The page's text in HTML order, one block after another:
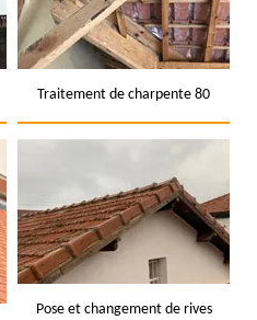
Traitement de charpente 80
Pose et changement de rives